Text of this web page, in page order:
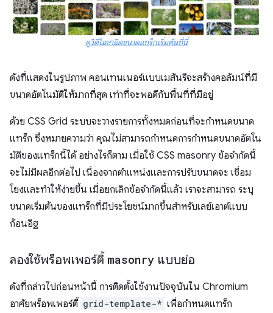
ดูวิดีโอสาธิตขนาดแทร็กเริ่มต้นที่นี่
ดังที่แสดงในรูปภาพ คอนเทนเนอร์แบบเมสันรีจะสร้างคอลัมน์ที่มี
ขนาดอัตโนมัติให้มากที่สุด เท่าที่จะพอดีกับพื้นที่ที่มีอยู่
ด้วย CSS Grid ระบบจะวางรายการทั้งหมดก่อนที่จะกำหนดขนาด
แทร็ก ซึ่งหมายความว่า คุณไม่สามารถกำหนดการกำหนดขนาดอัตโน
มัติของแทร็กนี้ได้ อย่างไรก็ตาม เมื่อใช้ CSS masonry ข้อจำกัดนี้
จะไม่มีผลอีกต่อไป เนื่องจากตำแหน่งและการปรับขนาดจะ เชื่อม
โยงและทำให้ง่ายขึ้น เมื่อยกเลิกข้อจำกัดนี้แล้ว เราจะสามารถ ระบุ
ขนาดเริ่มต้นของแทร็กที่มีประโยชน์มากขึ้นสำหรับเลย์เอาต์แบบ
ก้อนอิฐ
ลองใช้พร็อพเพอร์ตี้ masonry แบบย่อ
ดังที่กล่าวไปก่อนหน้านี้ การติดตั้งใช้งานปัจจุบันใน Chromium
อาศัยพร็อพเพอร์ตี้ grid-template-* เพื่อกำหนดแทร็ก